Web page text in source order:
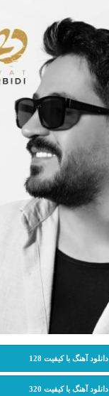
دانلود آهنگ با کیفیت 128
دانلود آهنگ با کیفیت 320